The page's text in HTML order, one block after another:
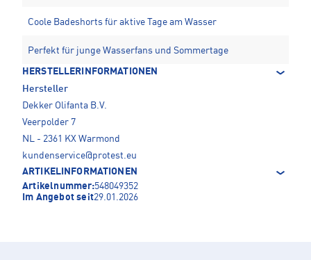
Coole Badeshorts für aktive Tage am Wasser
Perfekt für junge Wasserfans und Sommertage
HERSTELLERINFORMATIONEN
Hersteller
Dekker Olifanta B.V.
Veerpolder 7
NL - 2361 KX Warmond
kundenservice@protest.eu
ARTIKELINFORMATIONEN
Artikelnummer:548049352
Im Angebot seit29.01.2026